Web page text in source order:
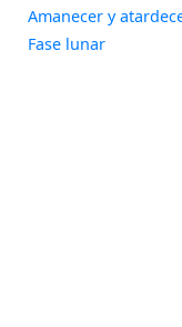
Amanecer y
Fase lunarWidget